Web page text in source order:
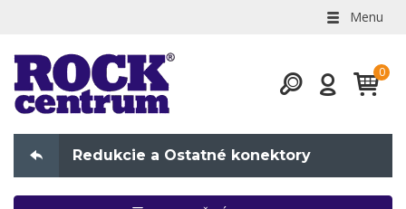
Menu
Redukcie a Ostatné konektory